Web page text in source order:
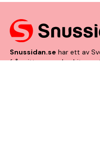
Snussidan.se har ett av
från vitt snus och white